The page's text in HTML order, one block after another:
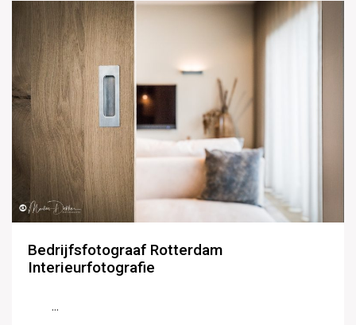
Bedrijfsfotograaf Rotterdam
Interieurfotografie
...